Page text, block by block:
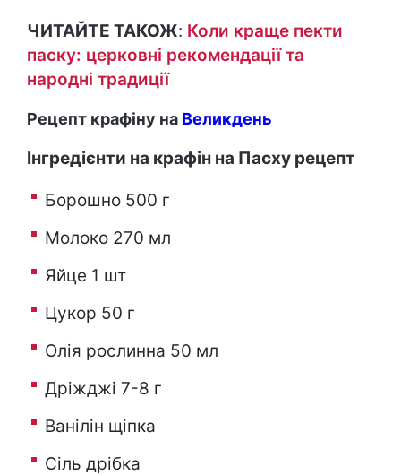
ЧИТАЙТЕ ТАКОЖ: Коли краще пекти
паску: церковні рекомендації та
народні традиції
Рецепт крафіну на Великдень
Інгредієнти на крафін на Пасху рецепт
Борошно 500 г
Молоко 270 мл
Яйце 1 шт
Цукор 50 г
Олія рослинна 50 мл
Дріжджі 7-8 г
Ванілін щіпка
Сіль дрібка